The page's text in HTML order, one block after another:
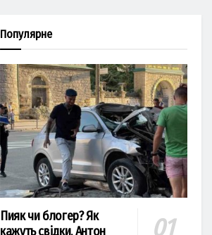
Популярне
Пияк чи блогер? Як
кажуть свідки, Антон